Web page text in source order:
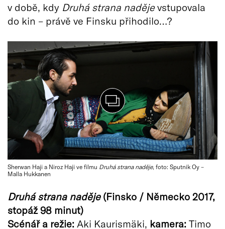
v době, kdy Druhá strana nadějevstupovala
do kin – právě ve Finsku přihodilo…?
Sherwan Haji a Niroz Haji ve filmu Druhá strana naděje, foto: Sputnik Oy –
Malla Hukkanen
Druhá strana naděje(Finsko / Německo 2017,
stopáž 98 minut)
Scénář a režie: Aki Kaurismäki, kamera: Timo